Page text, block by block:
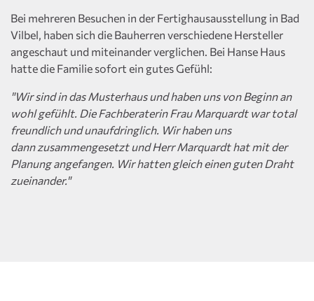
Bei mehreren Besuchen in der Fertighausausstellung in Bad
Vilbel, haben sich die Bauherren verschiedene Hersteller
angeschaut und miteinander verglichen. Bei Hanse Haus
hatte die Familie sofort ein gutes Gefühl:
"Wir sind in das Musterhaus und haben uns von Beginn an
wohl gefühlt. Die Fachberaterin Frau Marquardt war total
freundlich und unaufdringlich. Wir haben uns
dann zusammengesetzt und Herr Marquardt hat mit der
Planung angefangen. Wir hatten gleich einen guten Draht
zueinander."